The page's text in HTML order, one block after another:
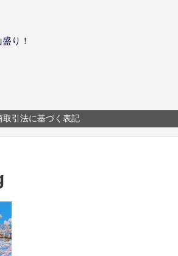
り！
取引法に基づく表記